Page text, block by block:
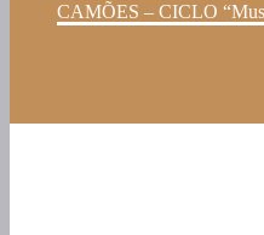
CAMÕES – CICLO